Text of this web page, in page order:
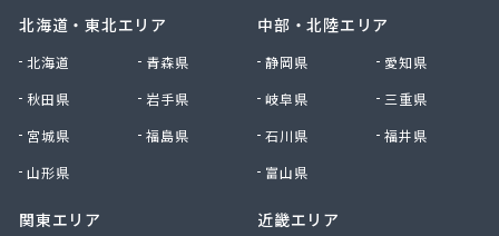
株式会社鈴久商事
株式会社和泉プロパン
株式会社和泉プロパン みやま営業所
株式会社和田商店
株式会社髙岡
丸信エナジー株式会社
北海道・東北エリア
北海道
青森県
秋田県
岩手県
宮城県
福島県
山形県
関東エリア
中部・北陸エリア
静岡県
愛知県
岐阜県
三重県
石川県
福井県
富山県
近畿エリア